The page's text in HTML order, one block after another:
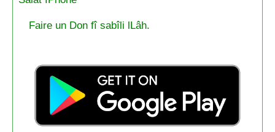
Faire un Don fî sabîli lLâh.